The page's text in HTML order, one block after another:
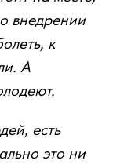
внедрении
к
А
есть
это ни